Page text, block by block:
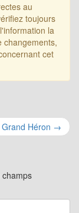
au
toujours
la
changements,
cet
Héron →
champs